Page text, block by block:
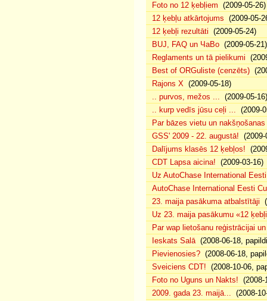
Foto no 12 ķebļiem (2009-05-26)
12 ķebļu atkārtojums (2009-05-
12 ķebļi rezultāti (2009-05-24)
BUJ, FAQ un ЧаВо (2009-05-21)
Reglaments un tā pielikumi
Best of ORGuliste (cenzēts)
Rajons X (2009-05-18)
.. purvos, mežos ... (2009-05-16)
.. kurp vedīs jūsu ceļi ... (2009-
Par bāzes vietu un
GSS' 2009 - 22. augustā! (2009-
Dalījums klasēs 12 ķebļos!
CDT Lapsa aicina! (2009-03-16)
Uz AutoChase International
AutoChase International Eesti
23. maija pasākuma atbalstītāji
Uz 23. maija pasākumu «12
Par wap lietošanu reģistrācijai
Ieskats Salā(2008-06-18,
Pievienosies? (2008-06-18,
Sveiciens CDT! (2008-10-06,
Foto no Uguns un Nakts! (2008-
2009. gada 23. maijā... (2008-